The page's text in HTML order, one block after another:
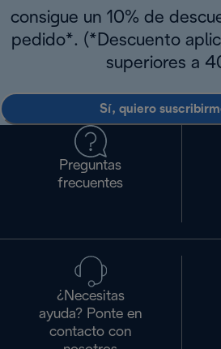
consigue un 10% de
pedido*. (*Descuento
superiores a
Sí, quiero
Preguntas
frecuentes
¿Necesitas
ayuda? Ponte en
contacto con